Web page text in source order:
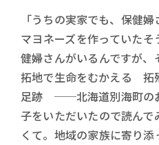
「うちの実家でも、保健
マヨネーズを作っていた
健婦さんがいるんですが
拓地で生命をむかえる 拓
足跡 ──北海道別海町の
子をいただいたので読ん
くて。地域の家族に寄り